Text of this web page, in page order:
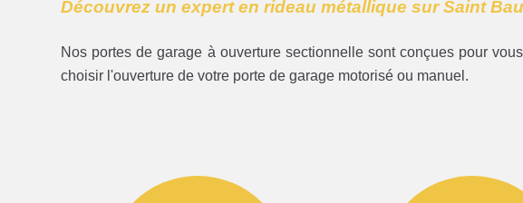
Découvrez un expert en rideau métallique sur Saint
Nos portes de garage à ouverture sectionnelle sont conçues pour
choisir l'ouverture de votre porte de garage motorisé ou manuel.